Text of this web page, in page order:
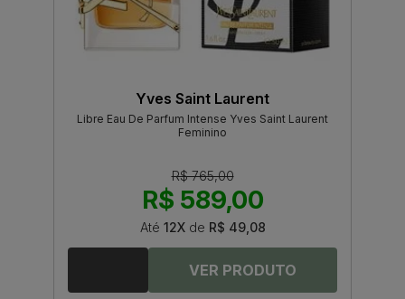
Yves Saint Laurent
Libre Eau De Parfum Intense Yves Saint Laurent
Feminino
R$ 765,00
R$ 589,00
Até 12Xde R$ 49,08